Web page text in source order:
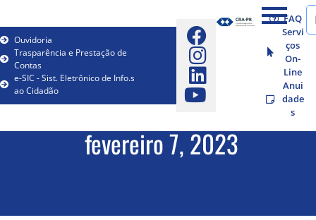
Ouvidoria
Trasparência e Prestação de
Contas
e-SIC - Sist. Eletrônico de Info.s
ao Cidadão
FAQ
Servi
ços
On-
Line
Anui
dade
s
fevereiro 7, 2023